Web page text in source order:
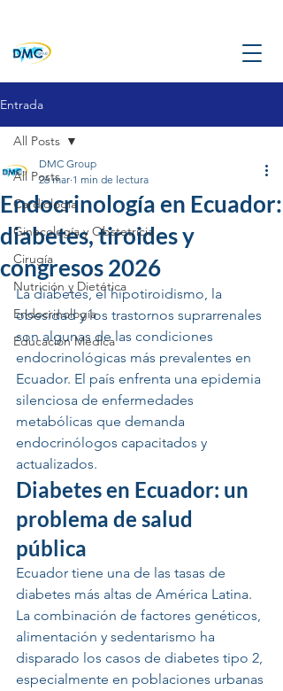
Entrada
All Posts
Cardiología
Ginecología y Obstetricia
Cirugía
Nutrición y Dietética
Endocrinología
Educación Médica
All Posts
Endocrinología en Ecuador:
diabetes, tiroides y
congresos 2026
DMC Group
26 mar 1 min de lectura
La diabetes, el hipotiroidismo, la
obesidad y los trastornos suprarrenales
son algunas de las condiciones
endocrinológicas más prevalentes en
Ecuador. El país enfrenta una epidemia
silenciosa de enfermedades
metabólicas que demanda
endocrinólogos capacitados y
actualizados.
Diabetes en Ecuador: un
problema de salud
pública
Ecuador tiene una de las tasas de
diabetes más altas de América Latina.
La combinación de factores genéticos,
alimentación y sedentarismo ha
disparado los casos de diabetes tipo 2,
especialmente en poblaciones urbanas